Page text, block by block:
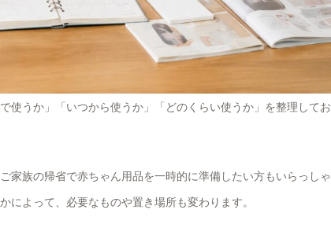
使うか」「いつから使うか」「どのくらい使うか」を整理してお
家族の帰省で赤ちゃん用品を一時的に準備したい方もいらっしゃ
よって、必要なものや置き場所も変わります。